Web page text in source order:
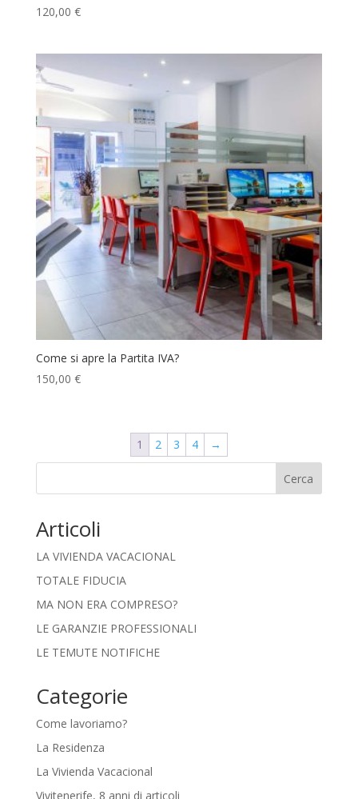
120,00 €
Come si apre la Partita IVA?
150,00 €
1 2 3 4 →
Cerca
Articoli
LA VIVIENDA VACACIONAL
TOTALE FIDUCIA
MA NON ERA COMPRESO?
LE GARANZIE PROFESSIONALI
LE TEMUTE NOTIFICHE
Categorie
Come lavoriamo?
La Residenza
La Vivienda Vacacional
Vivitenerife, 8 anni di articoli